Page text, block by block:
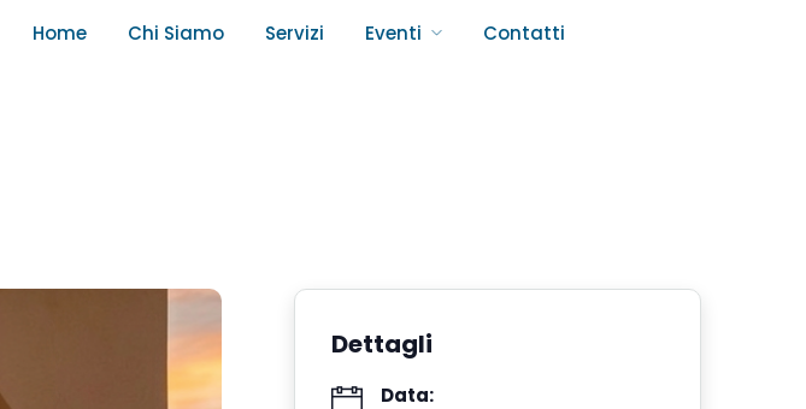
Home Chi Siamo Servizi Eventi Contatti
Dettagli
Data: